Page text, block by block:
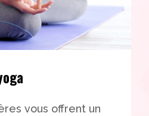
vous offrent un